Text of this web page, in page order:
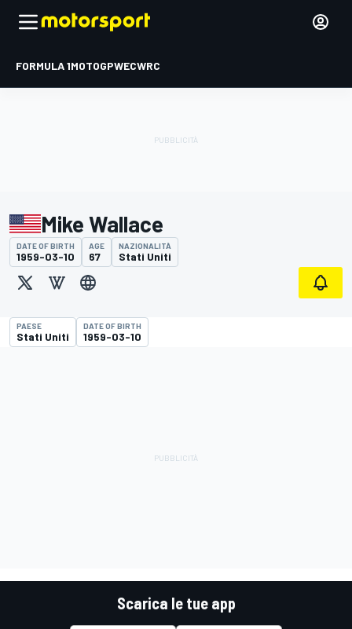
FORMULA 1MOTOGPWECWRC
Mike Wallace
DATE OF BIRTH
1959-03-10
AGE
67
NAZIONALITÀ
Stati Uniti
PAESE
Stati Uniti
DATE OF BIRTH
1959-03-10
Scarica le tue app